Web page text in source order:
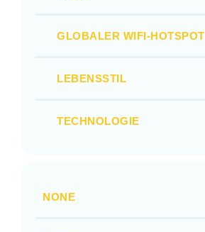
GLOBALER WIFI-HOTSPOT
LEBENSSTIL
TECHNOLOGIE
NONE